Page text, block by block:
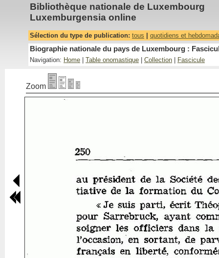
Bibliothèque nationale de Luxembourg
Luxemburgensia online
Sélection du type de publication: tous quotidiens et
Biographie nationale du pays de Luxembourg :
Navigation: Home Table onomastique Collection Fascicule
Zoom